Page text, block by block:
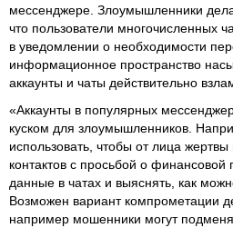
мессенджере. Злоумышленники
что пользователи многочисленных
в уведомлении о необходимости
информационное пространство
аккаунты и чаты действительно
«Аккаунты в популярных
куском для злоумышленников.
использовать, чтобы от лица жертвы
контактов с просьбой о
данные в чатах и выяснять, как
Возможен вариант компрометации
например мошенники могут